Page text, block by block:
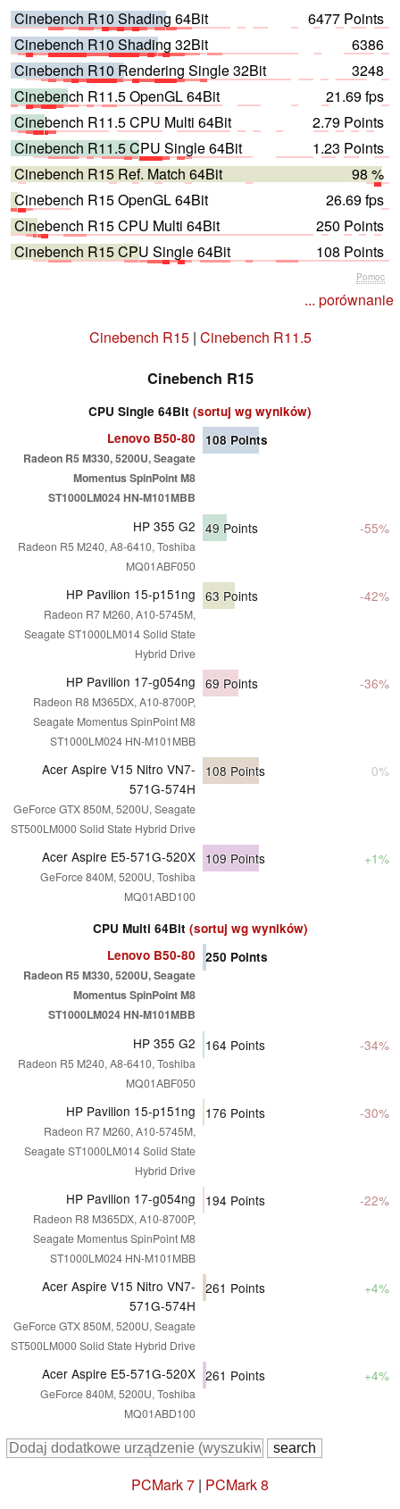
Cinebench R10 Shading 64Bit
6477 Points
Cinebench R10 Shading 32Bit
6386
Cinebench R10 Rendering Single 32Bit
3248
Cinebench R11.5 OpenGL 64Bit
21.69 fps
Cinebench R11.5 CPU Multi 64Bit
2.79 Points
Cinebench R11.5 CPU Single 64Bit
1.23 Points
Cinebench R15 Ref. Match 64Bit
98 %
Cinebench R15 OpenGL 64Bit
26.69 fps
Cinebench R15 CPU Multi 64Bit
250 Points
Cinebench R15 CPU Single 64Bit
108 Points
Pomoc
... porównanie
Cinebench R15| Cinebench R11.5
Cinebench R15
CPU Single 64Bit (sortuj wg wyników)
Lenovo B50-80
Radeon R5 M330, 5200U, Seagate
Momentus SpinPoint M8
ST1000LM024 HN-M101MBB
108 Points
HP 355 G2
Radeon R5 M240, A8-6410, Toshiba
MQ01ABF050
49 Points -55%
HP Pavilion 15-p151ng
Radeon R7 M260, A10-5745M,
Seagate ST1000LM014 Solid State
Hybrid Drive
63 Points -42%
HP Pavilion 17-g054ng
Radeon R8 M365DX, A10-8700P,
Seagate Momentus SpinPoint M8
ST1000LM024 HN-M101MBB
69 Points -36%
Acer Aspire V15 Nitro VN7-
571G-574H
GeForce GTX 850M, 5200U, Seagate
ST500LM000 Solid State Hybrid Drive
108 Points 0%
Acer Aspire E5-571G-520X
GeForce 840M, 5200U, Toshiba
MQ01ABD100
109 Points +1%
CPU Multi 64Bit (sortuj wg wyników)
Lenovo B50-80
Radeon R5 M330, 5200U, Seagate
Momentus SpinPoint M8
ST1000LM024 HN-M101MBB
250 Points
HP 355 G2
Radeon R5 M240, A8-6410, Toshiba
MQ01ABF050
164 Points -34%
HP Pavilion 15-p151ng
Radeon R7 M260, A10-5745M,
Seagate ST1000LM014 Solid State
Hybrid Drive
176 Points -30%
HP Pavilion 17-g054ng
Radeon R8 M365DX, A10-8700P,
Seagate Momentus SpinPoint M8
ST1000LM024 HN-M101MBB
194 Points -22%
Acer Aspire V15 Nitro VN7-
571G-574H
GeForce GTX 850M, 5200U, Seagate
ST500LM000 Solid State Hybrid Drive
261 Points +4%
Acer Aspire E5-571G-520X
GeForce 840M, 5200U, Toshiba
MQ01ABD100
261 Points +4%
PCMark 7 | PCMark 8